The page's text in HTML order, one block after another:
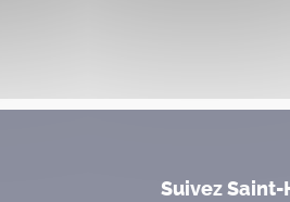
Suivez